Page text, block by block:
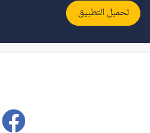
تحميل التطبيق